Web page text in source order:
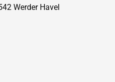
Werder Havel